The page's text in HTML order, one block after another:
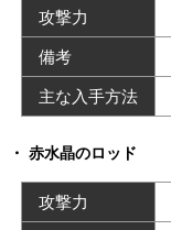
攻撃力
備考
主な入手方法
赤水晶のロッド
攻撃力